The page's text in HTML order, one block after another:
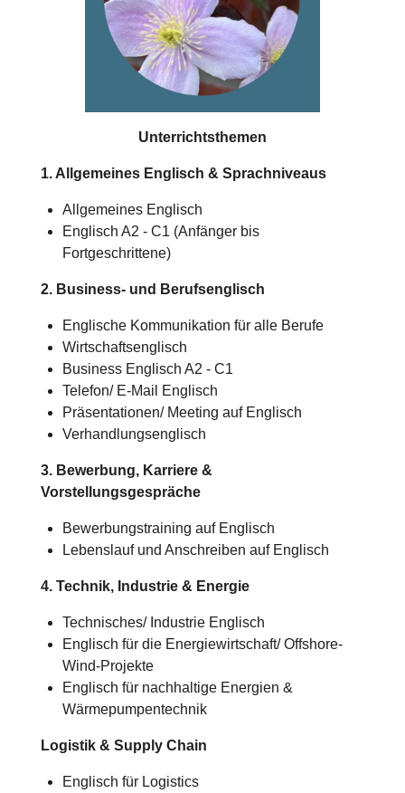
Unterrichtsthemen
1. Allgemeines Englisch & Sprachniveaus
Allgemeines Englisch
Englisch A2 - C1 (Anfänger bis
Fortgeschrittene)
2. Business- und Berufsenglisch
Englische Kommunikation für alle Berufe
Wirtschaftsenglisch
Business Englisch A2 - C1
Telefon/ E-Mail Englisch
Präsentationen/ Meeting auf Englisch
Verhandlungsenglisch
3. Bewerbung, Karriere &
Vorstellungsgespräche
Bewerbungstraining auf Englisch
Lebenslauf und Anschreiben auf Englisch
4. Technik, Industrie & Energie
Technisches/ Industrie Englisch
Englisch für die Energiewirtschaft/ Offshore-
Wind-Projekte
Englisch für nachhaltige Energien &
Wärmepumpentechnik
Logistik & Supply Chain
Englisch für Logistics